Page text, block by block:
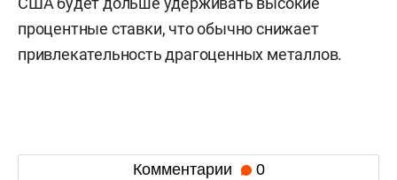
процентные ставки, что обычно снижает
привлекательность драгоценных металлов.
Комментарии 0